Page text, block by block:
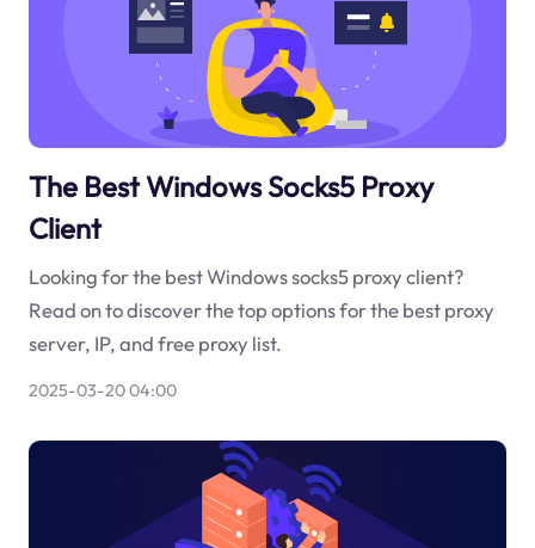
The Best Windows Socks5 Proxy
Client
Looking for the best Windows socks5 proxy client?
Read on to discover the top options for the best proxy
server, IP, and free proxy list.
2025-03-20 04:00